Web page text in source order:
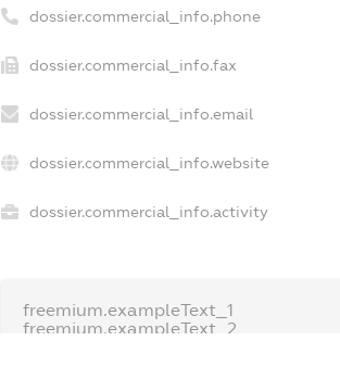
dossier.commercial_info.phone
dossier.commercial_info.fax
dossier.commercial_info.email
dossier.commercial_info.website
dossier.commercial_info.activity
freemium.exampleText_1
freemium.exampleText_2